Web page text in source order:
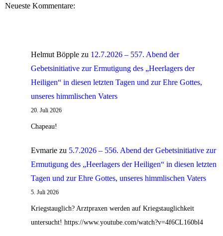
Neueste Kommentare:
Helmut Böpple zu 12.7.2026 – 557. Abend der
Gebetsinitiative zur Ermutigung des „Heerlagers der
Heiligen“ in diesen letzten Tagen und zur Ehre Gottes,
unseres himmlischen Vaters
20. Juli 2026
Chapeau!
Evmarie zu 5.7.2026 – 556. Abend der Gebetsinitiative zur
Ermutigung des „Heerlagers der Heiligen“ in diesen letzten
Tagen und zur Ehre Gottes, unseres himmlischen Vaters
5. Juli 2026
Kriegstauglich? Arztpraxen werden auf Kriegstauglichkeit
untersucht! https://www.youtube.com/watch?v=4f6CL160bl4